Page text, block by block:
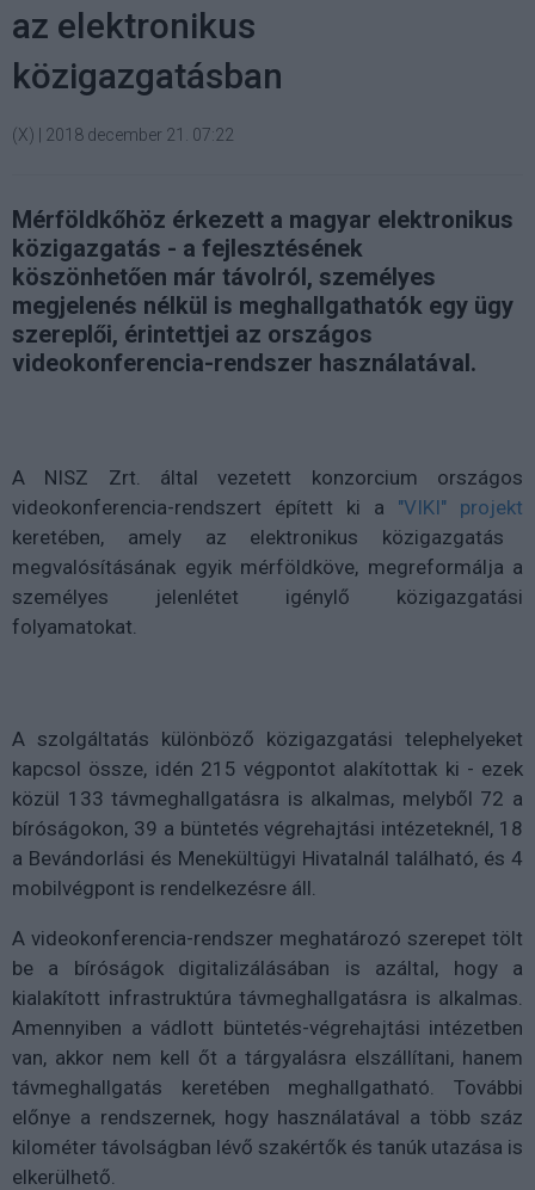
az elektronikus
közigazgatásban
(X) 2018 december 21. 07:22
Mérföldkőhöz érkezett a magyar elektronikus
közigazgatás - a fejlesztésének
köszönhetően már távolról, személyes
megjelenés nélkül is meghallgathatók egy ügy
szereplői, érintettjei az országos
videokonferencia-rendszer használatával.
A NISZ Zrt. által vezetett konzorcium országos
videokonferencia-rendszert épített ki a "VIKI" projekt
keretében, amely az elektronikus közigazgatás
megvalósításának egyik mérföldköve, megreformálja a
személyes jelenlétet igénylő közigazgatási
folyamatokat.
A szolgáltatás különböző közigazgatási telephelyeket
kapcsol össze, idén 215 végpontot alakítottak ki - ezek
közül 133 távmeghallgatásra is alkalmas, melyből 72 a
bíróságokon, 39 a büntetés végrehajtási intézeteknél, 18
a Bevándorlási és Menekültügyi Hivatalnál található, és 4
mobilvégpont is rendelkezésre áll.
A videokonferencia-rendszer meghatározó szerepet tölt
be a bíróságok digitalizálásában is azáltal, hogy a
kialakított infrastruktúra távmeghallgatásra is alkalmas.
Amennyiben a vádlott büntetés-végrehajtási intézetben
van, akkor nem kell őt a tárgyalásra elszállítani, hanem
távmeghallgatás keretében meghallgatható. További
előnye a rendszernek, hogy használatával a több száz
kilométer távolságban lévő szakértők és tanúk utazása is
elkerülhető.